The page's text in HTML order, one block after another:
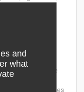
obligé de
si je veux
aucune piste
m'a été utile
ma lettre de
et les méthodes
and
what